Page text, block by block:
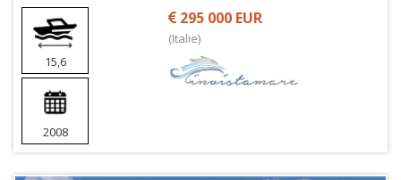
15,6
2008
295 000 EUR
(Italie)